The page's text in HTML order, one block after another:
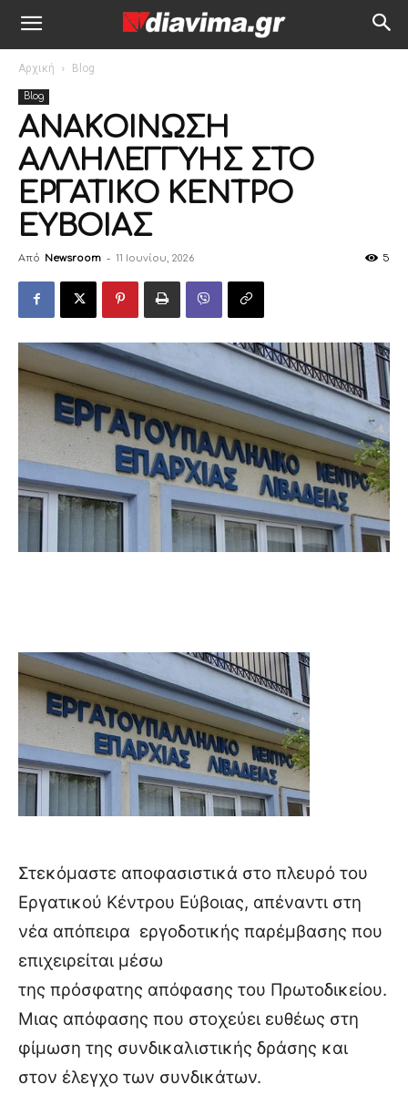
Αρχική Blog
Blog
ΑΝΑΚΟΙΝΩΣΗ
ΑΛΛΗΛΕΓΓΥΗΣ ΣΤΟ
ΕΡΓΑΤΙΚΟ ΚΕΝΤΡΟ
ΕΥΒΟΙΑΣ
Από Newsroom - 11 Ιουνίου, 2026 5
Στεκόμαστε αποφασιστικά στο πλευρό του
Εργατικού Κέντρου Εύβοιας, απέναντι στη
νέα απόπειρα εργοδοτικής παρέμβασης που
επιχειρείται μέσω
της πρόσφατης απόφασης του Πρωτοδικείου.
Μιας απόφασης που στοχεύει ευθέως στη
φίμωση της συνδικαλιστικής δράσης και
στον έλεγχο των συνδικάτων.